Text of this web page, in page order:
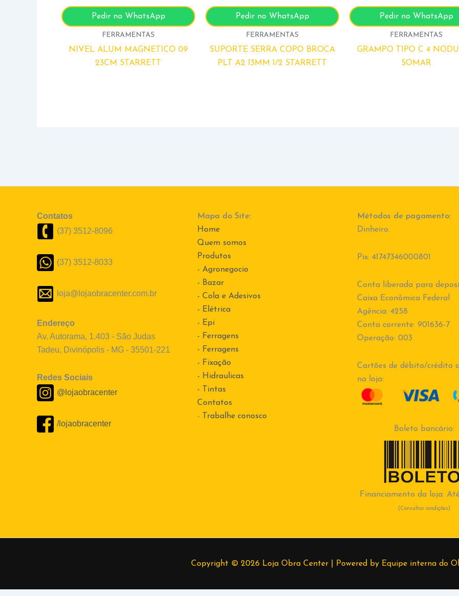
Pedir no WhatsApp
FERRAMENTAS
NIVEL ALUM MAGNETICO 09
23CM STARRETT
Pedir no WhatsApp
FERRAMENTAS
SUPORTE SERRA COPO BROCA
PLT A2 13MM 1/2 STARRETT
Pedir no WhatsApp
FERRAMENTAS
GRAMPO TIPO C 4
SOMAR
Contatos
(37) 3512-8096
(37) 3512-8033
loja@lojaobracenter.com.br
Endereço
Av. Autorama, 1.403 - São Judas
Tadeu, Divinópolis - MG - 35501-221
Redes Sociais
@lojaobracenter
/lojaobracenter
Mapa do Site:
Home
Quem somos
Produtos
- Agronegocio
- Bazar
- Cola e Adesivos
- Elétrica
- Epi
- Ferragens
- Ferragens
- Fixação
- Hidraulicas
- Tintas
Contatos
-
Trabalhe conosco
Métodos de pagamento:
Dinheiro.
Pix: 41747346000801
Conta liberada para
Caixa Econômica Federal
Agência: 4258
Conta corrente: 901636-7
Operação: 003
Cartões de débito/crédito
na loja:
Boleto bancário:
Financiamento da loja:
(Consultar condições)
Copyright © 2026 Loja Obra Center | Powered by Equipe interna do